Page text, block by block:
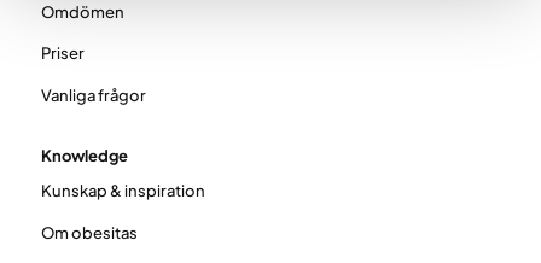
Omdömen
Priser
Vanliga frågor
Knowledge
Kunskap & inspiration
Om obesitas